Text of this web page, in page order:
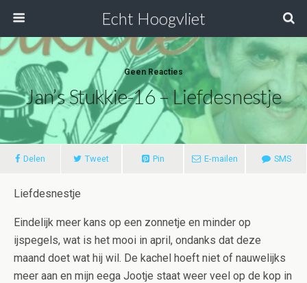
Echt Hoogvliet
Geen Reacties
Jan’s Stukkie-16 – Liefdesnestje
Delen Tweet Pin E-mailen SMS
Liefdesnestje
Eindelijk meer kans op een zonnetje en minder op
ijspegels, wat is het mooi in april, ondanks dat deze
maand doet wat hij wil. De kachel hoeft niet of nauwelijks
meer aan en mijn eega Jootje staat weer veel op de kop in